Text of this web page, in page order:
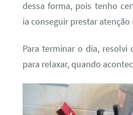
dessa forma, pois tenho
ia conseguir prestar
Para terminar o dia, resolvi
para relaxar, quando